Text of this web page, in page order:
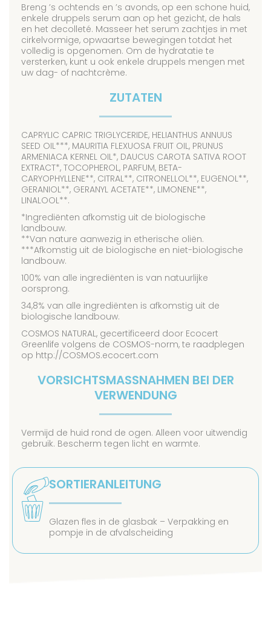
Breng ’s ochtends en ’s avonds, op een schone huid,
enkele druppels serum aan op het gezicht, de hals
en het decolleté. Masseer het serum zachtjes in met
cirkelvormige, opwaartse bewegingen totdat het
volledig is opgenomen. Om de hydratatie te
versterken, kunt u ook enkele druppels mengen met
uw dag- of nachtcrème.
ZUTATEN
CAPRYLIC CAPRIC TRIGLYCERIDE, HELIANTHUS ANNUUS
SEED OIL***, MAURITIA FLEXUOSA FRUIT OIL, PRUNUS
ARMENIACA KERNEL OIL*, DAUCUS CAROTA SATIVA ROOT
EXTRACT*, TOCOPHEROL, PARFUM, BETA-
CARYOPHYLLENE**, CITRAL**, CITRONELLOL**, EUGENOL**,
GERANIOL**, GERANYL ACETATE**, LIMONENE**,
LINALOOL**.
*Ingrediënten afkomstig uit de biologische
landbouw.
**Van nature aanwezig in etherische oliën.
***Afkomstig uit de biologische en niet-biologische
landbouw.
100% van alle ingrediënten is van natuurlijke
oorsprong.
34,8% van alle ingrediënten is afkomstig uit de
biologische landbouw.
COSMOS NATURAL, gecertificeerd door Ecocert
Greenlife volgens de COSMOS-norm, te raadplegen
op http://COSMOS.ecocert.com
VORSICHTSMASSNAHMEN BEI DER V
ERWENDUNG
Vermijd de huid rond de ogen. Alleen voor uitwendig
gebruik. Bescherm tegen licht en warmte.
SORTIERANLEITUNG
Glazen fles in de glasbak – Verpakking en
pompje in de afvalscheiding